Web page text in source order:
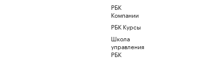
РБК
Компании
РБК Курсы
Школа
управления
РБК